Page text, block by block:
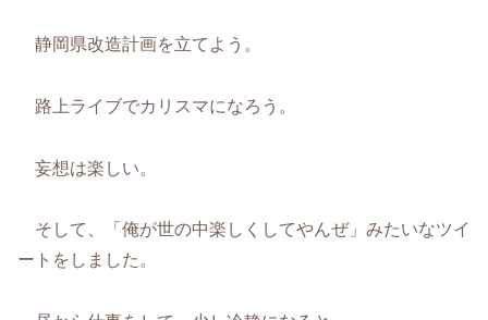
静岡県改造計画を立てよう。
路上ライブでカリスマになろう。
妄想は楽しい。
そして、「俺が世の中楽しくしてやんぜ」みたいなツイ
ートをしました。